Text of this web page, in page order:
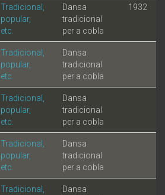
Tradicional,
popular,
etc.
Dansa
tradicional
per a cobla
1932
Tradicional,
popular,
etc.
Dansa
tradicional
per a cobla
Tradicional,
popular,
etc.
Dansa
tradicional
per a cobla
Tradicional,
popular,
etc.
Dansa
tradicional
per a cobla
Tradicional,
Dansa